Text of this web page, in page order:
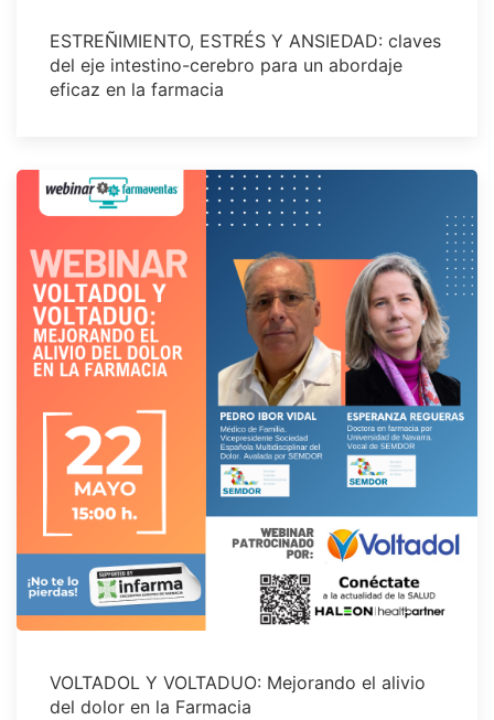
ESTREÑIMIENTO, ESTRÉS Y ANSIEDAD: claves
del eje intestino-cerebro para un abordaje
eficaz en la farmacia
VOLTADOL Y VOLTADUO: Mejorando el alivio
del dolor en la Farmacia